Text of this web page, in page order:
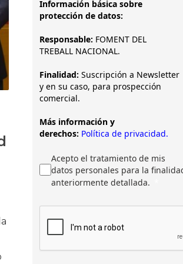
Información básica sobre
protección de datos:
Responsable: FOMENT DEL
TREBALL NACIONAL.
Finalidad: Suscripción a Newsletter
y en su caso, para prospección
comercial.
Más información y
derechos: Política de privacidad.
Acepto el tratamiento de mis
datos personales para la
anteriormente detallada.